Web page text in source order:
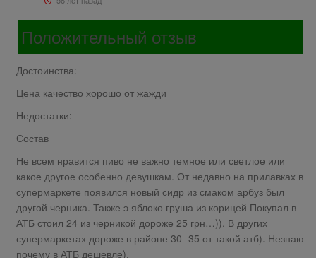
Положительный отзыв
Достоинства:
Цена качество хорошо от жажди
Недостатки:
Состав
Не всем нравится пиво не важно темное или светлое или
какое другое особенно девушкам. От недавно на прилавках в
супермаркете появился новый сидр из смаком арбуз был
другой черника. Также э яблоко груша из корицей Покупал в
АТБ стоил 24 из черникой дороже 25 грн…)). В других
супермаркетах дороже в районе 30 -35 от такой атб). Незнаю
почему в АТБ дешевле).